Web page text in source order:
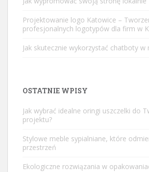
Projektowanie logo Katowice –
profesjonalnych logotypów dla firm w
Jak skutecznie wykorzystać chatboty w
OSTATNIE WPISY
Jak wybrać idealne oringi uszczelki do
projektu?
Stylowe meble sypialniane, które
przestrzeń
Ekologiczne rozwiązania w